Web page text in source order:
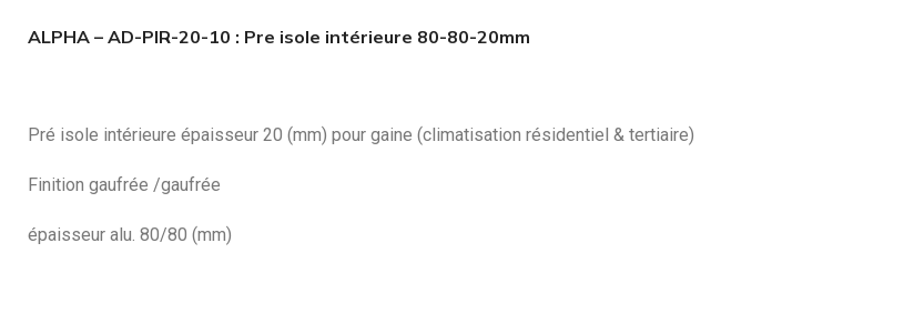
ALPHA – AD-PIR-20-10 : Pre isole intérieure 80-80-20mm
Pré isole intérieure épaisseur 20 (mm) pour gaine (climatisation résidentiel & tertiaire)
Finition gaufrée /gaufrée
épaisseur alu. 80/80 (mm)